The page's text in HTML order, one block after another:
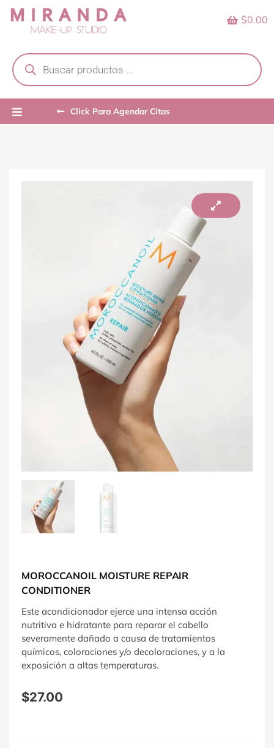
Skip
search
$0.00
Click Para Agendar Citas
MOROCCANOIL MOISTURE REPAIR
CONDITIONER
Este acondicionador ejerce una intensa acción
nutritiva e hidratante para reparar el cabello
severamente dañado a causa de tratamientos
químicos, coloraciones y/o decoloraciones, y a la
exposición a altas temperaturas.
$27.00